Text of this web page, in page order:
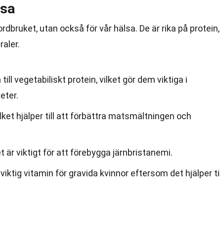
utan också för vår hälsa. De är rika på protein,
vegetabiliskt protein, vilket gör dem viktiga i
hjälper till att förbättra matsmältningen och
är viktigt för att förebygga järnbristanemi.
vitamin för gravida kvinnor eftersom det hjälper till